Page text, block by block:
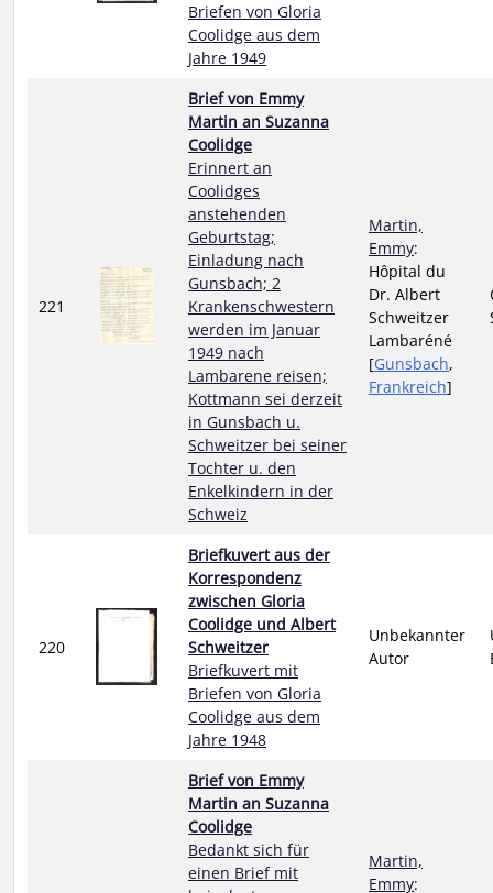
Briefen von Gloria
Coolidge aus dem
Jahre 1949
221
Brief von Emmy
Martin an Suzanna
Coolidge
Erinnert an
Coolidges
anstehenden
Geburtstag;
Einladung nach
Gunsbach; 2
Krankenschwestern
werden im Januar
1949 nach
Lambarene reisen;
Kottmann sei derzeit
in Gunsbach u.
Schweitzer bei seiner
Tochter u. den
Enkelkindern in der
Schweiz
Martin,
Emmy:
Hôpital du
Dr. Albert
Schweitzer
Lambaréné
[Gunsbach,
Frankreich]
220
Briefkuvert aus der
Korrespondenz
zwischen Gloria
Coolidge und Albert
Schweitzer
Briefkuvert mit
Briefen von Gloria
Coolidge aus dem
Jahre 1948
Unbekannter
Autor
Brief von Emmy
Martin an Suzanna
Coolidge
Bedankt sich für
einen Brief mit
Martin,
Emmy: